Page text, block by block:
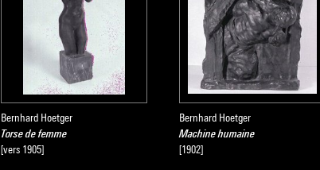
Bernhard Hoetger
Torse de femme
[vers 1905]
Bernhard Hoetger
Machine humaine
[1902]